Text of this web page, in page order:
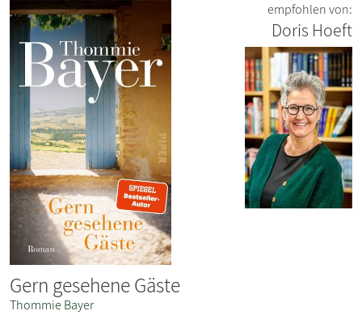
empfohlen von:
Doris Hoeft
Gern gesehene Gäste
Thommie Bayer